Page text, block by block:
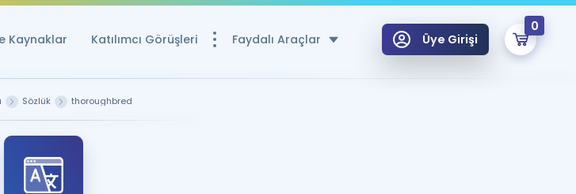
Kaynaklar Katılımcı Görüşleri Faydalı Araçlar
Ücretsiz Kaynaklar
Üye Girişi
0
Sözlük thoroughbred